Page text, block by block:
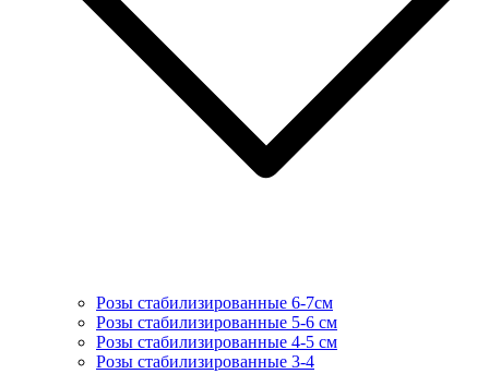
Розы стабилизированные 6-7см
Розы стабилизированные 5-6 см
Розы стабилизированные 4-5 см
Розы стабилизированные 3-4